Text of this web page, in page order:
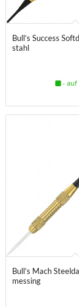
Bull’s Success
stahl
- auf
Bull’s Mach
messing